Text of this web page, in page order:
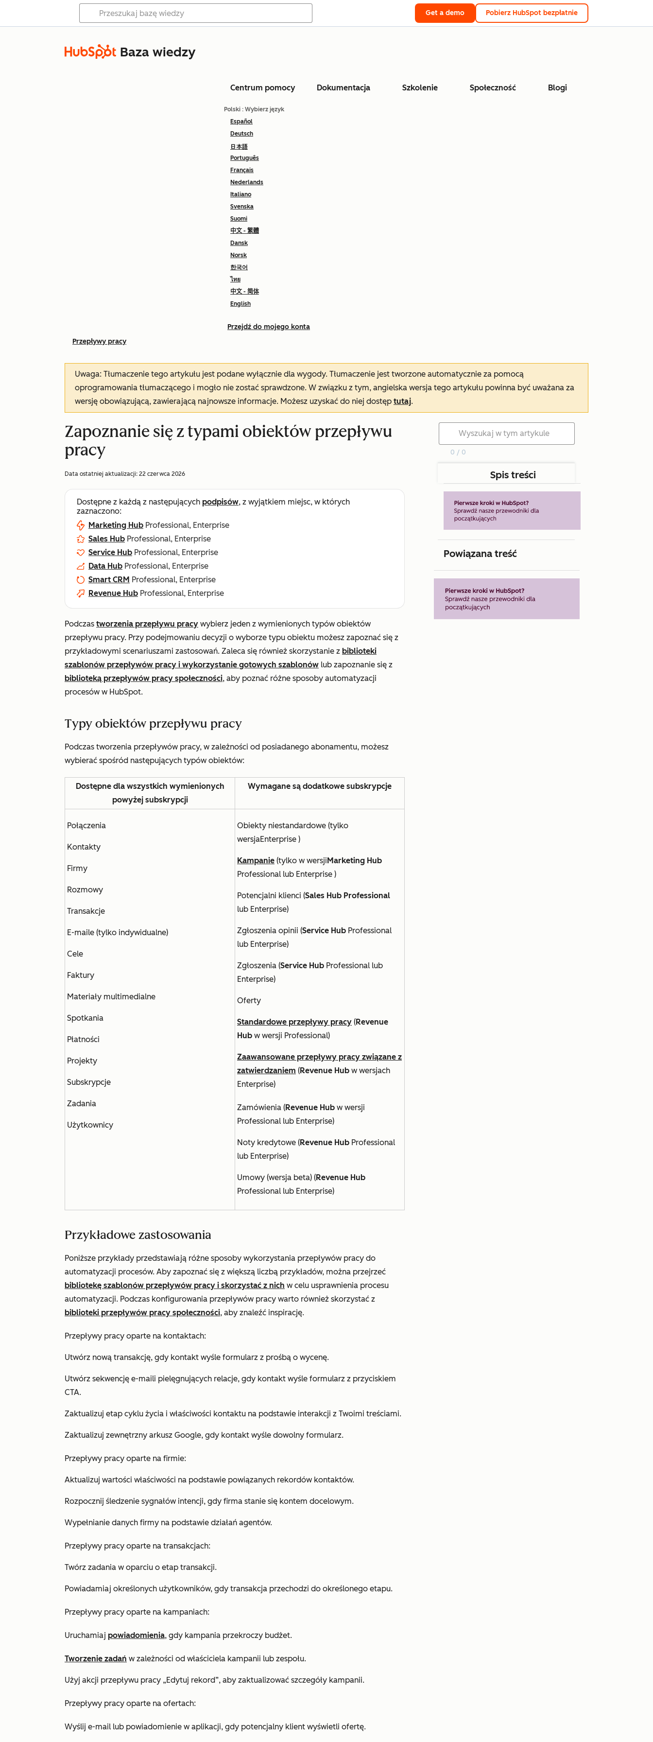
Get a demo Pobierz HubSpot bezpłatnie
Baza wiedzy
Centrum pomocy Dokumentacja Szkolenie Społeczność Blogi
Polski : Wybierz język
Español
Deutsch
日本語
Português
Français
Nederlands
Italiano
Svenska
Suomi
中文 - 繁體
Dansk
Norsk
한국어
ไทย
中文 - 简体
English
Przejdź do mojego konta
Przepływy pracy
Uwaga: Tłumaczenie tego artykułu jest podane wyłącznie dla wygody. Tłumaczenie jest tworzone automatycznie za pomocą
oprogramowania tłumaczącego i mogło nie zostać sprawdzone. W związku z tym, angielska wersja tego artykułu powinna być uważana za
wersję obowiązującą, zawierającą najnowsze informacje. Możesz uzyskać do niej dostęp tutaj.
Zapoznanie się z typami obiektów przepływu
pracy
Data ostatniej aktualizacji: 22 czerwca 2026
Dostępne z każdą z następujących podpisów, z wyjątkiem miejsc, w których
zaznaczono:
Marketing Hub Professional, Enterprise
Sales Hub Professional, Enterprise
Service Hub Professional, Enterprise
Data Hub Professional, Enterprise
Smart CRM Professional, Enterprise
Revenue Hub Professional, Enterprise
Podczas tworzenia przepływu pracy wybierz jeden z wymienionych typów obiektów
przepływu pracy. Przy podejmowaniu decyzji o wyborze typu obiektu możesz zapoznać się z
przykładowymi scenariuszami zastosowań. Zaleca się również skorzystanie z biblioteki
szablonów przepływów pracy i wykorzystanie gotowych szablonów lub zapoznanie się z
biblioteką przepływów pracy społeczności, aby poznać różne sposoby automatyzacji
procesów w HubSpot.
Typy obiektów przepływu pracy
Podczas tworzenia przepływów pracy, w zależności od posiadanego abonamentu, możesz
wybierać spośród następujących typów obiektów:
Dostępne dla wszystkich wymienionych
powyżej subskrypcji
Wymagane są dodatkowe subskrypcje
Połączenia
Kontakty
Firmy
Rozmowy
Transakcje
E-maile (tylko indywidualne)
Cele
Faktury
Materiały multimedialne
Spotkania
Płatności
Projekty
Subskrypcje
Zadania
Użytkownicy
Obiekty niestandardowe (tylko
wersjaEnterprise )
Kampanie (tylko w wersjiMarketing Hub
Professional lub Enterprise )
Potencjalni klienci (Sales Hub Professional
lub Enterprise)
Zgłoszenia opinii (Service Hub Professional
lub Enterprise)
Zgłoszenia (Service Hub Professional lub
Enterprise)
Oferty
Standardowe przepływy pracy (Revenue
Hub w wersji Professional)
Zaawansowane przepływy pracy związane z
zatwierdzaniem (Revenue Hub w wersjach
Enterprise)
Zamówienia (Revenue Hub w wersji
Professional lub Enterprise)
Noty kredytowe (Revenue Hub Professional
lub Enterprise)
Umowy (wersja beta) (Revenue Hub
Professional lub Enterprise)
Przykładowe zastosowania
Poniższe przykłady przedstawiają różne sposoby wykorzystania przepływów pracy do
automatyzacji procesów. Aby zapoznać się z większą liczbą przykładów, można przejrzeć
bibliotekę szablonów przepływów pracy i skorzystać z nich w celu usprawnienia procesu
automatyzacji. Podczas konfigurowania przepływów pracy warto również skorzystać z
biblioteki przepływów pracy społeczności, aby znaleźć inspirację.
Przepływy pracy oparte na kontaktach:
Utwórz nową transakcję, gdy kontakt wyśle formularz z prośbą o wycenę.
Utwórz sekwencję e-maili pielęgnujących relacje, gdy kontakt wyśle formularz z przyciskiem
CTA.
Zaktualizuj etap cyklu życia i właściwości kontaktu na podstawie interakcji z Twoimi treściami.
Zaktualizuj zewnętrzny arkusz Google, gdy kontakt wyśle dowolny formularz.
Przepływy pracy oparte na firmie:
Aktualizuj wartości właściwości na podstawie powiązanych rekordów kontaktów.
Rozpocznij śledzenie sygnałów intencji, gdy firma stanie się kontem docelowym.
Wypełnianie danych firmy na podstawie działań agentów.
Przepływy pracy oparte na transakcjach:
Twórz zadania w oparciu o etap transakcji.
Powiadamiaj określonych użytkowników, gdy transakcja przechodzi do określonego etapu.
Przepływy pracy oparte na kampaniach:
Uruchamiaj powiadomienia, gdy kampania przekroczy budżet.
Tworzenie zadań w zależności od właściciela kampanii lub zespołu.
Użyj akcji przepływu pracy „Edytuj rekord”, aby zaktualizować szczegóły kampanii.
Przepływy pracy oparte na ofertach:
Wyślij e-mail lub powiadomienie w aplikacji, gdy potencjalny klient wyświetli ofertę.
0 / 0
Spis treści
Powiązana treść